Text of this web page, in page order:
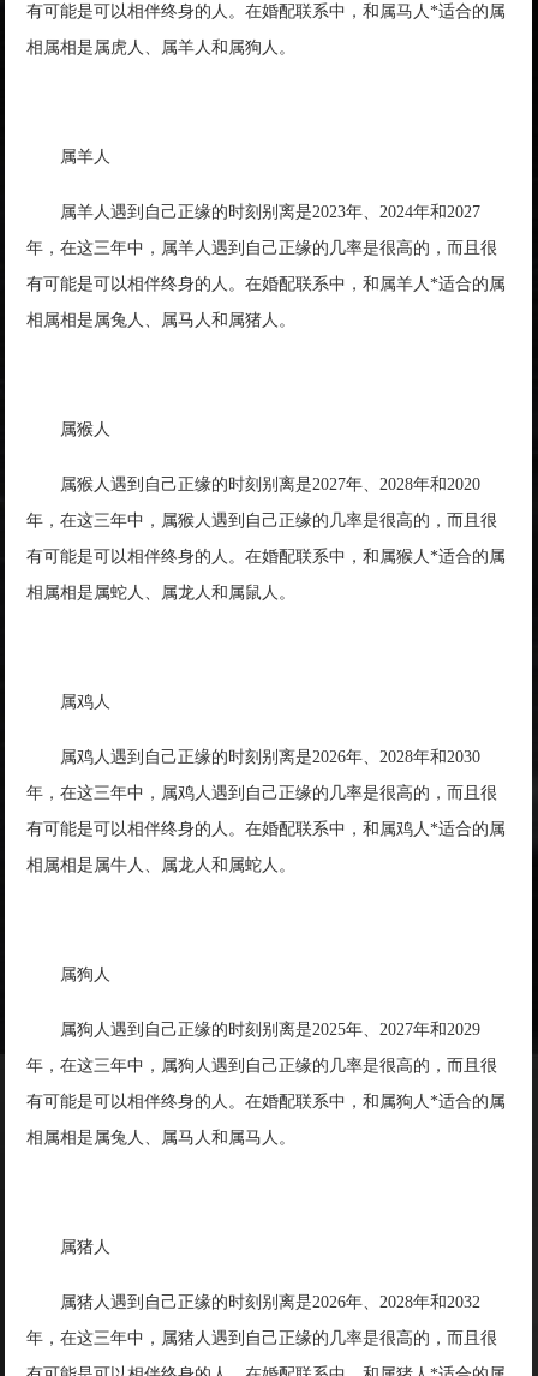
有可能是可以相伴终身的人。在婚配联系中，和属马人*适合的属
相属相是属虎人、属羊人和属狗人。
属羊人
属羊人遇到自己正缘的时刻别离是2023年、2024年和2027
年，在这三年中，属羊人遇到自己正缘的几率是很高的，而且很
有可能是可以相伴终身的人。在婚配联系中，和属羊人*适合的属
相属相是属兔人、属马人和属猪人。
属猴人
属猴人遇到自己正缘的时刻别离是2027年、2028年和2020
年，在这三年中，属猴人遇到自己正缘的几率是很高的，而且很
有可能是可以相伴终身的人。在婚配联系中，和属猴人*适合的属
相属相是属蛇人、属龙人和属鼠人。
属鸡人
属鸡人遇到自己正缘的时刻别离是2026年、2028年和2030
年，在这三年中，属鸡人遇到自己正缘的几率是很高的，而且很
有可能是可以相伴终身的人。在婚配联系中，和属鸡人*适合的属
相属相是属牛人、属龙人和属蛇人。
属狗人
属狗人遇到自己正缘的时刻别离是2025年、2027年和2029
年，在这三年中，属狗人遇到自己正缘的几率是很高的，而且很
有可能是可以相伴终身的人。在婚配联系中，和属狗人*适合的属
相属相是属兔人、属马人和属马人。
属猪人
属猪人遇到自己正缘的时刻别离是2026年、2028年和2032
年，在这三年中，属猪人遇到自己正缘的几率是很高的，而且很